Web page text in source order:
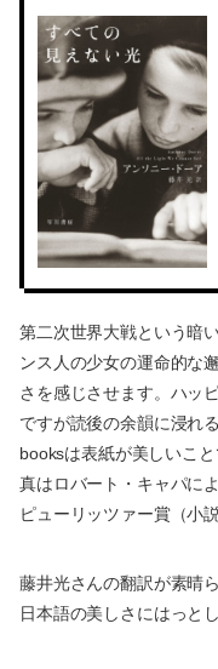
第二次世界大戦という暗
ンス人の少女の運命的な
さを感じさせます。ハッ
ですが読後の余韻に浸れ
booksは表紙が美しいこ
真はロバート・キャパに
ピューリッツァー賞（小
藤井光さんの翻訳が素晴
日本語の美しさにはっと